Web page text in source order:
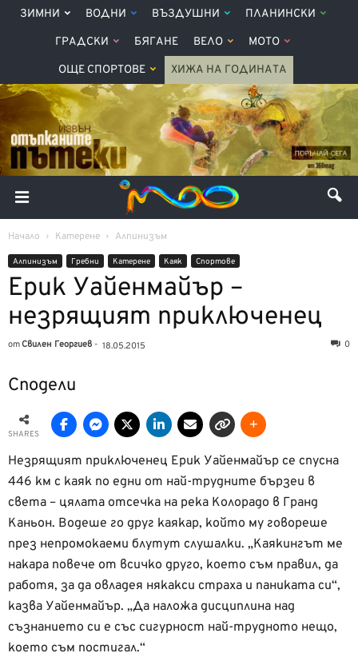
ЗИМНИ ВОДНИ ВЪЗДУШНИ ПЛАНИНСКИ
ГРАДСКИ БЯГАНЕ ВЕЛО МОТО
ОЩЕ СПОРТОВЕ ХИЖА НА ГОДИНАТА
Начало Катерене Алпинизъм
Алпинизъм Гребни Катерене Каяк Спортове
Ерик Уайенмайър –
незрящият приключенец
отСвилен Георгиев - 18.05.2015 0
Сподели
SHARES
Незрящият приключенец Ерик Уайенмайър се спусна
446 км с каяк по едни от най-трудните бързеи в
света – цялата отсечка на река Колорадо в Гранд
Каньон. Водеше го друг каякар, който му говореше
през непромокаеми блутут слушалки. „Каякингът ме
накара повече от всичко друго, което съм правил, да
работя, за да овладея някакси страха и паниката си“,
казва Уайенмайър. „Да наложа дисциплина над
съзнанието си е със сигурност най-трудното нещо,
което съм постигал.“